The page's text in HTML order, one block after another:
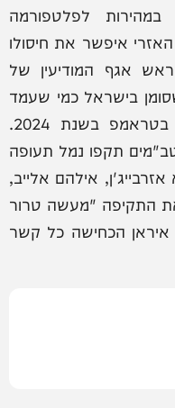
במהירות לפלטפורמה
איפשר את חיסולו
אגף המודיעין של
בישראל כמי שעמד
מאחורי תכנון ניסיון ההתנקשות בטראמפ בשנת 2024.
תקפו נמל תעופה
אילהם אלייב,
התקיפה "מעשה טרור
איראן הכחישה כל קשר